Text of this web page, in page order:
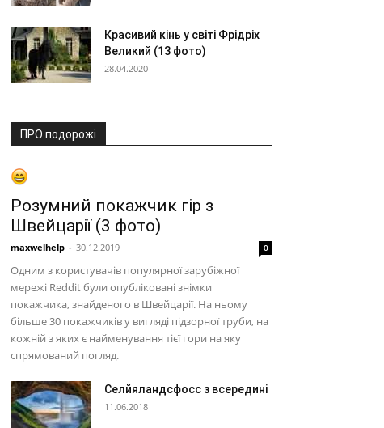
Красивий кінь у світі Фрідріх
Великий (13 фото)
28.04.2020
ПРО подорожі
Розумний покажчик гір з
Швейцарії (3 фото)
maxwelhelp - 30.12.2019 0
Одним з користувачів популярної зарубіжної
мережі Reddit були опубліковані знімки
покажчика, знайденого в Швейцарії. На ньому
більше 30 покажчиків у вигляді підзорної труби, на
кожній з яких є найменування тієї гори на яку
спрямований погляд.
Селйяландсфосс з всередині
11.06.2018